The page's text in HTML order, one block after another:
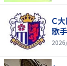
Ｃ
歌